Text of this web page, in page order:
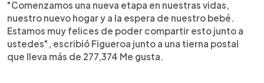
"Comenzamos una nueva etapa en nuestras vidas,
nuestro nuevo hogar y a la espera de nuestro bebé.
Estamos muy felices de poder compartir esto junto a
ustedes", escribió Figueroa junto a una tierna postal
que lleva más de 277,374 Me gusta.